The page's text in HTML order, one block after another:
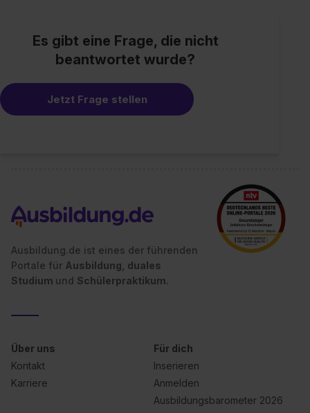
Es gibt eine Frage, die nicht
beantwortet wurde?
Jetzt Frage stellen
Ausbildung.de ist eines der führenden
Portale für Ausbildung, duales
Studium und Schülerpraktikum.
Über uns
Kontakt
Karriere
Für dich
Inserieren
Anmelden
Ausbildungsbarometer 2026